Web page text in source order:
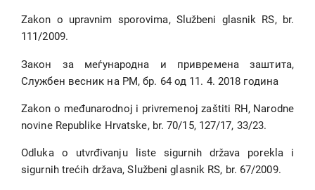
Zakon o upravnim sporovima, Službeni glasnik RS, br.
111/2009.
Закон за меѓународна и привремена заштита,
Службен весник на РМ, бр. 64 од 11. 4. 2018 година
Zakon o međunarodnoj i privremenoj zaštiti RH, Narodne
novine Republike Hrvatske, br. 70/15, 127/17, 33/23.
Odluka o utvrđivanju liste sigurnih država porekla i
sigurnih trećih država, Službeni glasnik RS, br. 67/2009.